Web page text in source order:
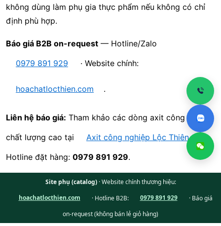
không dùng làm phụ gia thực phẩm nếu không có chỉ
định phù hợp.
Báo giá B2B on-request — Hotline/Zalo
0979 891 929
· Website chính:
hoachatlocthien.com .
Liên hệ báo giá: Tham khảo các dòng axit công nghiệp
chất lượng cao tại
Axit công nghiệp Lộc Thiên
Hotline đặt hàng: 0979 891 929.
Site phụ (catalog)· Website chính thương hiệu:
hoachatlocthien.com
· Hotline B2B: 0979 891 929
· Báo giá
on-request (không bán lẻ giỏ hàng)